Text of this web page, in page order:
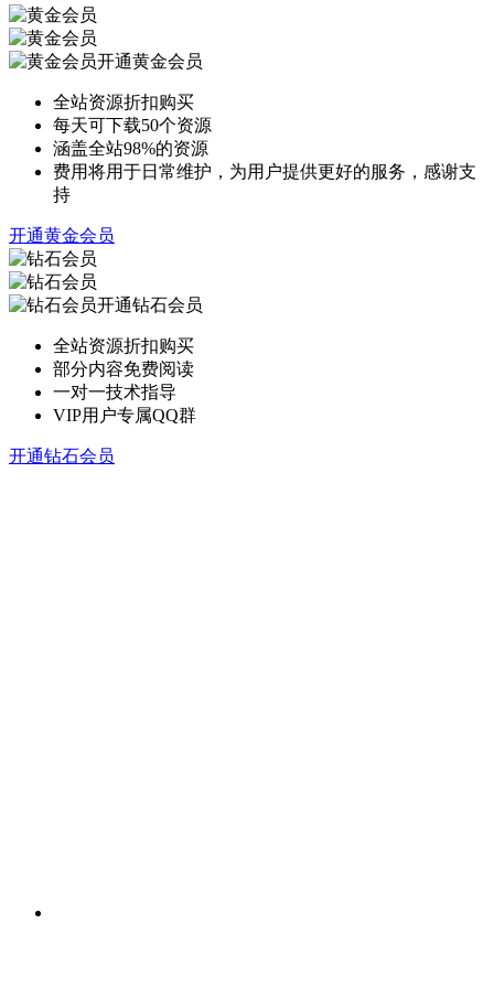
开通黄金会员
全站资源折扣购买
每天可下载50个资源
涵盖全站98%的资源
费用将用于日常维护，为用户提供更好的服务，感谢支
持
开通黄金会员
开通钻石会员
全站资源折扣购买
部分内容免费阅读
一对一技术指导
VIP用户专属QQ群
开通钻石会员